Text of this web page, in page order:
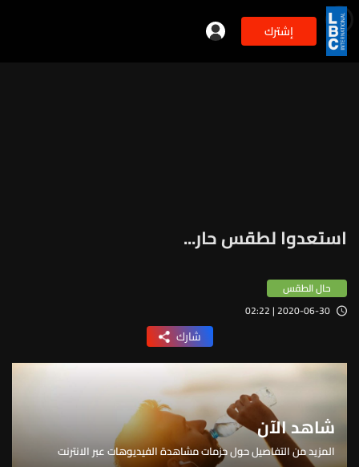
إشترك 2min
استعدوا لطقس حار...
حال الطقس
2020-06-30 | 02:22
شارك
شاهد الآن
المزيد من التفاصيل حول حزمات مشاهدة الفيديوهات عبر الانترنت